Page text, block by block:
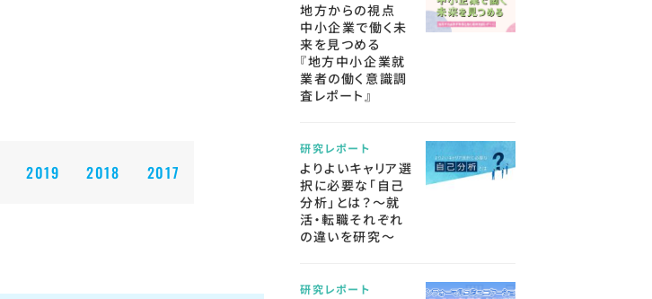
2019 2018 2017
地方からの視点
中小企業で働く未
来を見つめる
『地方中小企業就
業者の働く意識調
査レポート』
研究レポート
よりよいキャリア選
択に必要な「自己
分析」とは？～就
活・転職それぞれ
の違いを研究～
研究レポート